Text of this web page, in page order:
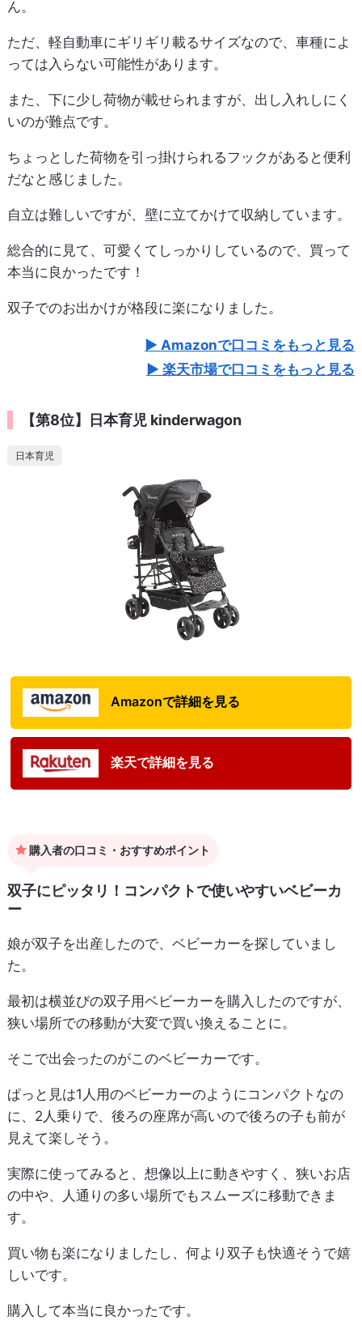
ん。
ただ、軽自動車にギリギリ載るサイズなので、車種によ
っては入らない可能性があります。
また、下に少し荷物が載せられますが、出し入れしにく
いのが難点です。
ちょっとした荷物を引っ掛けられるフックがあると便利
だなと感じました。
自立は難しいですが、壁に立てかけて収納しています。
総合的に見て、可愛くてしっかりしているので、買って
本当に良かったです！
双子でのお出かけが格段に楽になりました。
Amazonで口コミをもっと見る
楽天市場で口コミをもっと見る
【第8位】日本育児 kinderwagon
日本育児
Amazonで詳細を見る
楽天で詳細を見る
購入者の口コミ・おすすめポイント
双子にピッタリ！コンパクトで使いやすいベビーカ
ー
娘が双子を出産したので、ベビーカーを探していまし
た。
最初は横並びの双子用ベビーカーを購入したのですが、
狭い場所での移動が大変で買い換えることに。
そこで出会ったのがこのベビーカーです。
ぱっと見は1人用のベビーカーのようにコンパクトなの
に、2人乗りで、後ろの座席が高いので後ろの子も前が
見えて楽しそう。
実際に使ってみると、想像以上に動きやすく、狭いお店
の中や、人通りの多い場所でもスムーズに移動できま
す。
買い物も楽になりましたし、何より双子も快適そうで嬉
しいです。
購入して本当に良かったです。